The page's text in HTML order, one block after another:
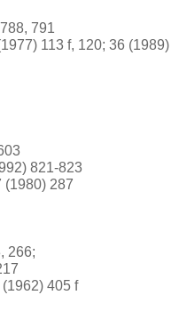
791
113 f, 120; 36 (1989)
821-823
(1980) 287
266;
405 f